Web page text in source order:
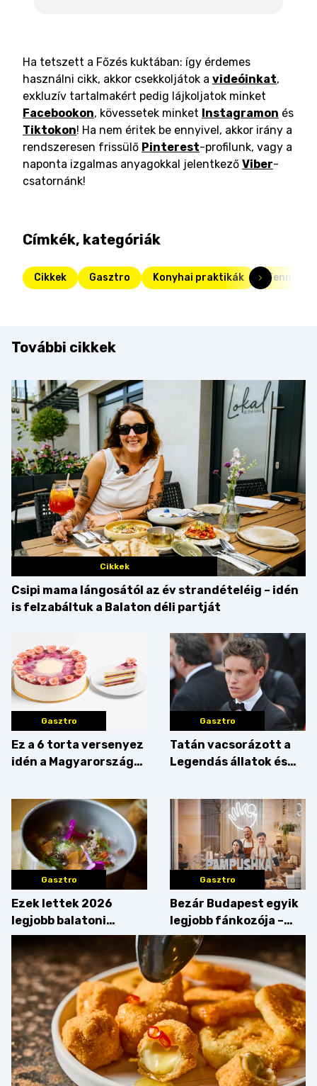
Ha tetszett a Főzés kuktában: így érdemes
használni cikk, akkor csekkoljátok a videóinkat,
exkluzív tartalmakért pedig lájkoljatok minket
Facebookon, kövessetek minket Instagramon és
Tiktokon! Ha nem éritek be ennyivel, akkor irány a
rendszeresen frissülő Pinterest-profilunk, vagy a
naponta izgalmas anyagokkal jelentkező Viber-
csatornánk!
Címkék, kategóriák
Cikkek Gasztro Konyhai praktikák
További cikkek
Cikkek
Csipi mama lángosától az év strandételéig – idén
is felzabáltuk a Balaton déli partját
Gasztro
Ez a 6 torta versenyez
idén a Magyarország
Gasztro
Tatán vacsorázott a
Legendás állatok és
Gasztro
Ezek lettek 2026
legjobb balatoni
strandételei –
végigkóstoltuk a
győzteseket
Gasztro
Bezár Budapest egyik
legjobb fánkozója –
búcsúzik a Pampushka